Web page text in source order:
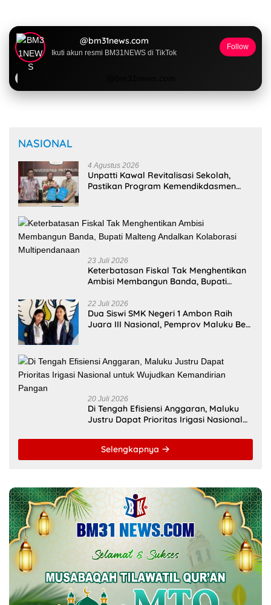
@bm31news.com
Ikuti akun resmi BM31NEWS di TikTok
Unpatti Kawal Revitalisasi Sekolah,
Pastikan Program Kemendikdasmen
Tepat Sasaran
Keterbatasan Fiskal Tak Menghentikan
Ambisi Membangun Banda, Bupati
Malteng Andalkan Kolaborasi
Dua Siswi SMK Negeri 1 Ambon Raih
Juara III Nasional, Pemprov Maluku Beri
Apresiasi
Di Tengah Efisiensi Anggaran, Maluku
Justru Dapat Prioritas Irigasi Nasional
untuk Wujudkan Kemandirian Pangan
Selengkapnya